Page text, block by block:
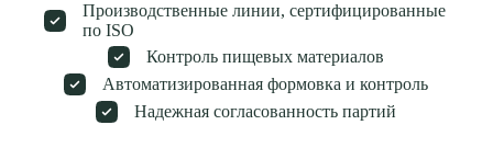
Производственные линии, сертифицированные
по ISO
Контроль пищевых материалов
Автоматизированная формовка и контроль
Надежная согласованность партий